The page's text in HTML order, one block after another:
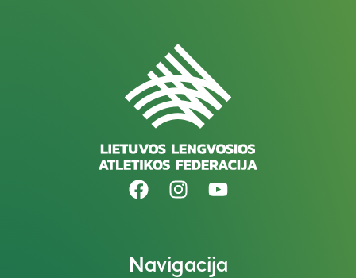
Navigacija